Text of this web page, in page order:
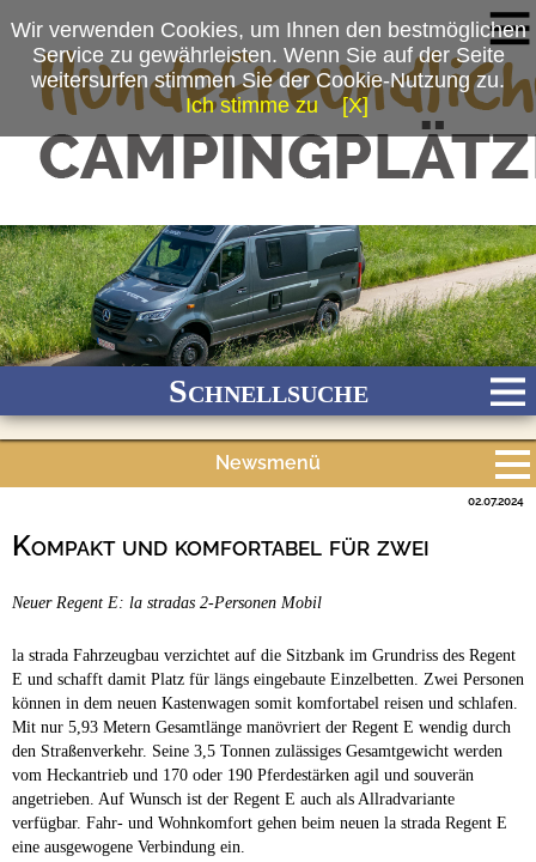
(c) la strada Fahrzeugbau GmbHSchnellsuche
Newsmenü
Campingplätze
Camping & Caravan
Touristik
Kompakt und komfortabel für zwei
02.07.2024
Neuer Regent E: la stradas 2-Personen Mobil
la strada Fahrzeugbau verzichtet auf die Sitzbank im Grundriss des Regent
E und schafft damit Platz für längs eingebaute Einzelbetten. Zwei Personen
können in dem neuen Kastenwagen somit komfortabel reisen und schlafen.
Mit nur 5,93 Metern Gesamtlänge manövriert der Regent E wendig durch
den Straßenverkehr. Seine 3,5 Tonnen zulässiges Gesamtgewicht werden
vom Heckantrieb und 170 oder 190 Pferdestärken agil und souverän
angetrieben. Auf Wunsch ist der Regent E auch als Allradvariante
verfügbar. Fahr- und Wohnkomfort gehen beim neuen la strada Regent E
eine ausgewogene Verbindung ein.
Wir verwenden Cookies, um Ihnen den bestmöglichen
Service zu gewährleisten. Wenn Sie auf der Seite
weitersurfen stimmen Sie der Cookie-Nutzung zu.
Ich stimme zu
[X]